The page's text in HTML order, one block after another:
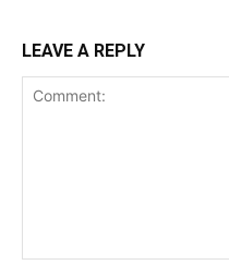
LEAVE A REPLY